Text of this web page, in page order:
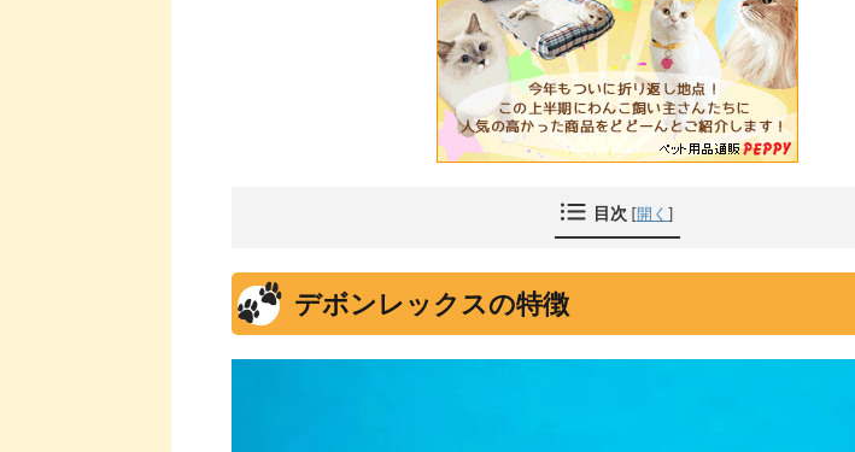
目次 [開く ]
デボンレックスの特徴